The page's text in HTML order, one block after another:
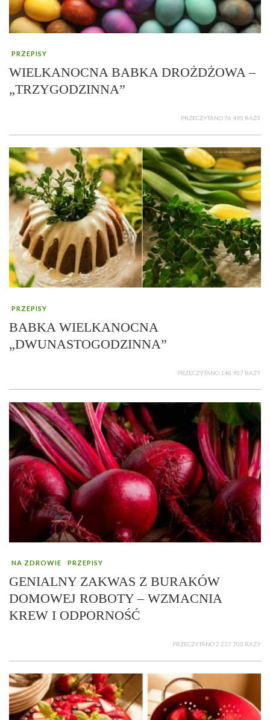
PRZEPISY
WIELKANOCNA BABKA DROŻDŻOWA –
„TRZYGODZINNA”
PRZECZYTANO 76 495 RAZY
PRZEPISY
BABKA WIELKANOCNA
„DWUNASTOGODZINNA”
PRZECZYTANO 140 927 RAZY
NA ZDROWIE PRZEPISY
GENIALNY ZAKWAS Z BURAKÓW
DOMOWEJ ROBOTY – WZMACNIA
KREW I ODPORNOŚĆ
PRZECZYTANO 2 237 703 RAZY